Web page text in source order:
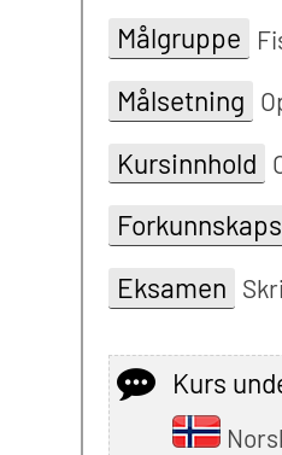
Målgruppe
Målsetning
Kursinnhold
Eksamen
Kurs